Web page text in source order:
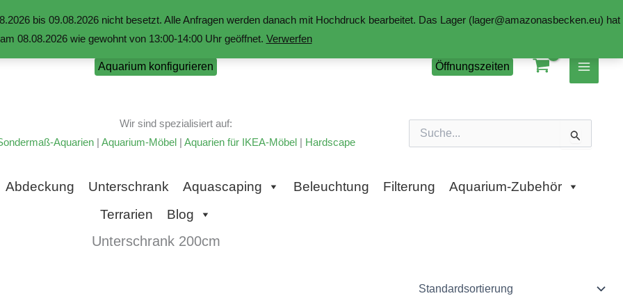
bis 09.08.2026 nicht besetzt. Alle Anfragen werden danach mit Hochdruck bearbeitet. Das Lager (lager@amazonasbecken.eu) hat
am 08.08.2026 wie gewohnt von 13:00-14:00 Uhr geöffnet. Verwerfen
Aquarium konfigurieren Öffnungszeiten
Wir sind spezialisiert auf:
Aquarien | Aquarium-Möbel | Aquarien für IKEA-Möbel | Hardscape
nach:
Abdeckung Unterschrank Aquascaping Beleuchtung Filterung
Aquarium-Zubehör
Terrarien
Blog
Unterschrank 200cm